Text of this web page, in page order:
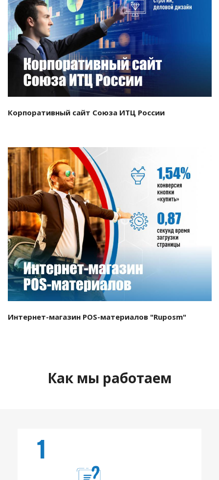
Смотреть проект
Корпоративный сайт Союза ИТЦ России
Смотреть проект
Интернет-магазин POS-материалов "Ruposm"
Как мы работаем
1